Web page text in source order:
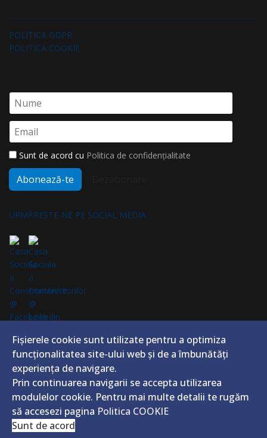
POLITICA GDPR
POLITICA COOKIE
Sunt de acord cu Politica de confidențialitate
Abonează-te
URMĂREȘTE-NE PE SOCIAL MEDIA
Fii la curent cu cele mai noi știri din domeniu
CASA SOCIALĂ A CONSTRUCTORILOR
Fișierele cookie sunt utilizate pentru a optimiza
funcţionalitatea site-ului web și de a îmbunătăţi
experienţa de navigare.
Prin continuarea navigarii se accepta utilizarea
modulelor cookie. Pentru mai multe detalii te rugăm
să accesezi pagina Politica COOKIE
Sunt de acord